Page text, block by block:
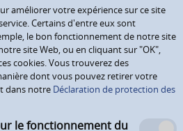
améliorer votre expérience sur ce site
Certains d'entre eux sont
le bon fonctionnement de notre site
site Web, ou en cliquant sur "OK",
cookies. Vous trouverez des
dont vous pouvez retirer votre
dans notre Déclaration de protection des
le fonctionnement du